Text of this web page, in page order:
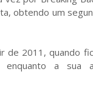
obtendo um
de 2011, quando
a sua